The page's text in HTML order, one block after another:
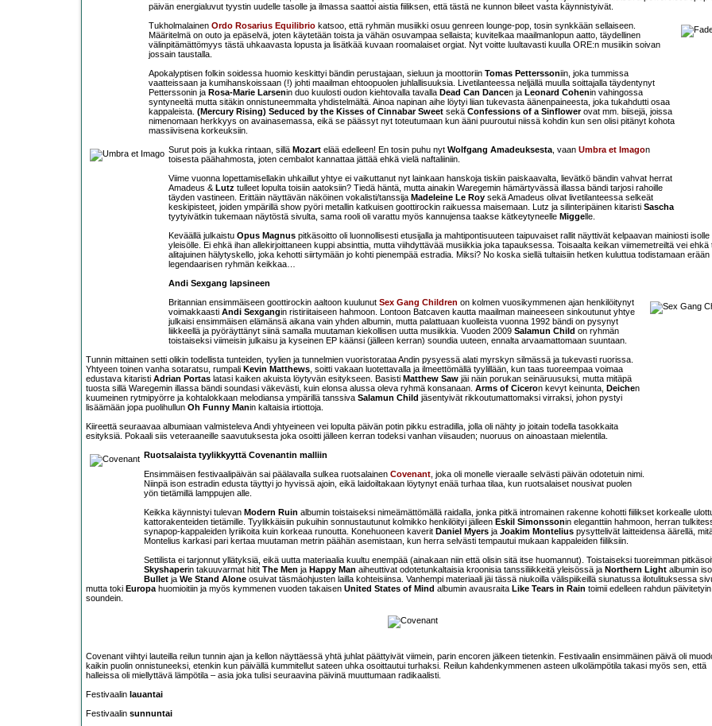
päivän energialuvut tyystin uudelle tasolle ja ilmassa saattoi aistia fiiliksen, että tästä ne kunnon bileet vasta käynnistyivät.
Tukholmalainen Ordo Rosarius Equilibrio katsoo, että ryhmän musiikki osuu genreen lounge-pop, tosin synkkään sellaiseen.
Määritelmä on outo ja epäselvä, joten käytetään toista ja vähän osuvampaa sellaista; kuvitelkaa maailmanlopun aatto, täydellinen
välinpitämättömyys tästä uhkaavasta lopusta ja lisätkää kuvaan roomalaiset orgiat. Nyt voitte luultavasti kuulla ORE:n musiikin soivan
jossain taustalla.
Apokalyptisen folkin soidessa huomio keskittyi bändin perustajaan, sieluun ja moottoriin Tomas Petterssoniin, joka tummissa
vaatteissaan ja kumihanskoissaan (!) johti maailman ehtoopuolen juhlallisuuksia. Livetilanteessa neljällä muulla soittajalla täydentynyt
Petterssonin ja Rosa-Marie Larsenin duo kuulosti oudon kiehtovalla tavalla Dead Can Dancen ja Leonard Cohenin vahingossa
syntyneeltä mutta sitäkin onnistuneemmalta yhdistelmältä. Ainoa napinan aihe löytyi liian tukevasta äänenpaineesta, joka tukahdutti osaa
kappaleista. (Mercury Rising) Seduced by the Kisses of Cinnabar Sweet sekä Confessions of a Sinflowerovat mm. biisejä, joissa
nimenomaan herkkyys on avainasemassa, eikä se päässyt nyt toteutumaan kun ääni puuroutui niissä kohdin kun sen olisi pitänyt kohota
massiivisena korkeuksiin.
Surut pois ja kukka rintaan, sillä Mozart elää edelleen! En tosin puhu nyt Wolfgang Amadeuksesta, vaan Umbra et Imagon
toisesta päähahmosta, joten cembalot kannattaa jättää ehkä vielä naftaliiniin.
Viime vuonna lopettamisellakin uhkaillut yhtye ei vaikuttanut nyt lainkaan hanskoja tiskiin paiskaavalta, lievätkö bändin vahvat herrat
Amadeus & Lutz tulleet lopulta toisiin aatoksiin? Tiedä häntä, mutta ainakin Waregemin hämärtyvässä illassa bändi tarjosi rahoille
täyden vastineen. Erittäin näyttävän näköinen vokalisti/tanssija Madeleine Le Roy sekä Amadeus olivat livetilanteessa selkeät
keskipisteet, joiden ympärillä show pyöri metallin katkuisen goottirockin raikuessa maisemaan. Lutz ja silinteripäinen kitaristi Sascha
tyytyivätkin tukemaan näytöstä sivulta, sama rooli oli varattu myös kannujensa taakse kätkeytyneelle Migge lle.
Keväällä julkaistu Opus Magnus pitkäsoitto oli luonnollisesti etusijalla ja mahtipontisuuteen taipuvaiset rallit näyttivät kelpaavan mainiosti isolle
yleisölle. Ei ehkä ihan allekirjoittaneen kuppi absinttia, mutta viihdyttävää musiikkia joka tapauksessa. Toisaalta keikan viimemetreiltä vei ehkä
alitajuinen hälytyskello, joka kehotti siirtymään jo kohti pienempää estradia. Miksi? No koska siellä tultaisiin hetken kuluttua todistamaan erään
legendaarisen ryhmän keikkaa…
Andi Sexgang lapsineen
Britannian ensimmäiseen goottirockin aaltoon kuulunut Sex Gang Children on kolmen vuosikymmenen ajan henkilöitynyt
voimakkaasti Andi Sexgangin ristiriitaiseen hahmoon. Lontoon Batcaven kautta maailman maineeseen sinkoutunut yhtye
julkaisi ensimmäisen elämänsä aikana vain yhden albumin, mutta palattuaan kuolleista vuonna 1992 bändi on pysynyt
liikkeellä ja pyöräyttänyt siinä samalla muutaman kiekollisen uutta musiikkia. Vuoden 2009 Salamun Child on ryhmän
toistaiseksi viimeisin julkaisu ja kyseinen EP käänsi (jälleen kerran) soundia uuteen, ennalta arvaamattomaan suuntaan.
Tunnin mittainen setti olikin todellista tunteiden, tyylien ja tunnelmien vuoristorataa Andin pysyessä alati myrskyn silmässä ja tukevasti ruorissa.
Yhtyeen toinen vanha sotaratsu, rumpali Kevin Matthews, soitti vakaan luotettavalla ja ilmeettömällä tyylillään, kun taas tuoreempaa voimaa
edustava kitaristi Adrian Portas latasi kaiken akuista löytyvän esitykseen. Basisti Matthew Saw jäi näin porukan seinäruusuksi, mutta mitäpä
tuosta sillä Waregemin illassa bändi soundasi väkevästi, kuin elonsa alussa oleva ryhmä konsanaan. Arms of Ciceron kevyt keinunta, Deichen
kuumeinen rytmipyörre ja kohtalokkaan melodiansa ympärillä tanssiva Salamun Child jäsentyivät rikkoutumattomaksi virraksi, johon pystyi
lisäämään jopa puolihullun Oh Funny Manin kaltaisia irtiottoja.
Kiireettä seuraavaa albumiaan valmisteleva Andi yhtyeineen vei lopulta päivän potin pikku estradilla, jolla oli nähty jo joitain todella tasokkaita
esityksiä. Pokaali siis veteraaneille saavutuksesta joka osoitti jälleen kerran todeksi vanhan viisauden; nuoruus on ainoastaan mielentila.
Ruotsalaista tyylikkyyttä Covenantin malliin
Ensimmäisen festivaalipäivän sai päälavalla sulkea ruotsalainen Covenant, joka oli monelle vieraalle selvästi päivän odotetuin nimi.
Niinpä ison estradin edusta täyttyi jo hyvissä ajoin, eikä laidoiltakaan löytynyt enää turhaa tilaa, kun ruotsalaiset nousivat puolen
yön tietämillä lamppujen alle.
Keikka käynnistyi tulevan Modern Ruin albumin toistaiseksi nimeämättömällä raidalla, jonka pitkä intromainen rakenne kohotti fiilikset korkealle
kattorakenteiden tietämille. Tyylikkäisiin pukuihin sonnustautunut kolmikko henkilöityi jälleen Eskil Simonssonin eleganttiin hahmoon, herran
synapop-kappaleiden lyriikoita kuin korkeaa runoutta. Konehuoneen kaverit Daniel Myers ja Joakim Montelius pysyttelivät laitteidensa äärellä,
Montelius karkasi pari kertaa muutaman metrin päähän asemistaan, kun herra selvästi tempautui mukaan kappaleiden fiiliksiin.
Settilista ei tarjonnut yllätyksiä, eikä uutta materiaalia kuultu enempää (ainakaan niin että olisin sitä itse huomannut). Toistaiseksi tuoreimman
Skyshaperin takuuvarmat hitit The Men ja Happy Man aiheuttivat odotetunkaltaisia kroonisia tanssiliikkeitä yleisössä ja Northern Light albumin
Bullet ja We Stand Alone osuivat täsmäohjusten lailla kohteisiinsa. Vanhempi materiaali jäi tässä niukoilla välispiikeillä siunatussa ilotulituksessa
mutta toki Europahuomioitiin ja myös kymmenen vuoden takaisen United States of Mind albumin avausraita Like Tears in Rain toimii edelleen rahdun päivitetyin
soundein.
Covenant viihtyi lauteilla reilun tunnin ajan ja kellon näyttäessä yhtä juhlat päättyivät viimein, parin encoren jälkeen tietenkin. Festivaalin ensimmäinen päivä oli
kaikin puolin onnistuneeksi, etenkin kun päivällä kummitellut sateen uhka osoittautui turhaksi. Reilun kahdenkymmenen asteen ulkolämpötila takasi myös sen, että
halleissa oli miellyttävä lämpötila – asia joka tulisi seuraavina päivinä muuttumaan radikaalisti.
Festivaalin lauantai
Festivaalin sunnuntai